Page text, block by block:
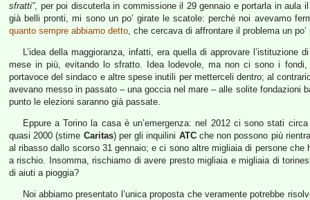
sfratti”, per poi discuterla in commissione il 29 gennaio e portarla in aula
già belli pronti, mi sono un po’ girate le scatole: perché noi avevamo
quanto sempre abbiamo detto, che cercava di affrontare il problema un
L’idea della maggioranza, infatti, era quella di approvare
mese in più, evitando lo sfratto. Idea lodevole, ma non ci sono i
portavoce del sindaco e altre spese inutili per metterceli dentro; al
avevano messo in passato – una goccia nel mare – alle solite fondazioni
punto le elezioni saranno già passate.
Eppure a Torino la casa è un’emergenza: nel 2012 ci sono stati
quasi 2000 (stime Caritas) per gli inquilini ATCche non possono più
al ribasso dallo scorso 31 gennaio; e ci sono altre migliaia di persone
a rischio. Insomma, rischiamo di avere presto migliaia e migliaia di
di aiuti a pioggia?
Noi abbiamo presentato l’unica proposta che veramente potrebbe